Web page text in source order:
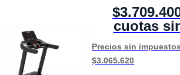
cuotas
Precios sin
$3.065.620